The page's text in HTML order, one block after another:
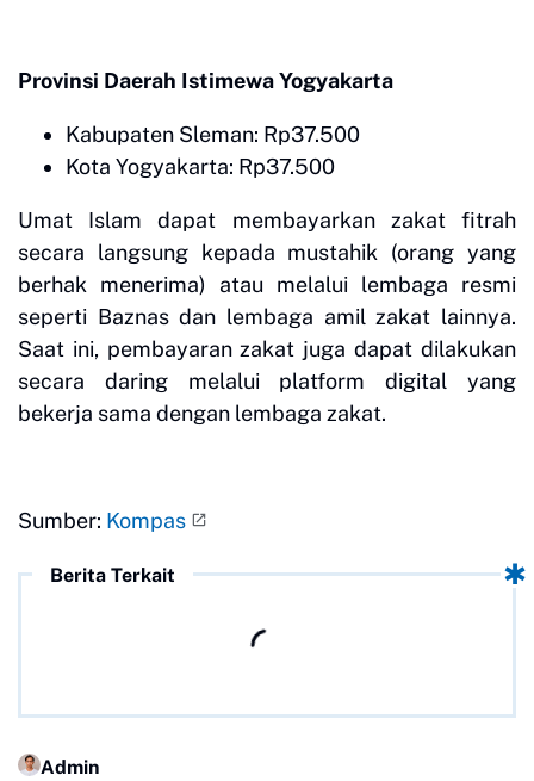
Provinsi Daerah Istimewa Yogyakarta
Kabupaten Sleman: Rp37.500
Kota Yogyakarta: Rp37.500
Umat Islam dapat membayarkan zakat fitrah
secara langsung kepada mustahik (orang yang
berhak menerima) atau melalui lembaga resmi
seperti Baznas dan lembaga amil zakat lainnya.
Saat ini, pembayaran zakat juga dapat dilakukan
secara daring melalui platform digital yang
bekerja sama dengan lembaga zakat.
Sumber: Kompas
Berita Terkait
Admin